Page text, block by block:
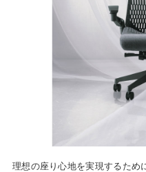
理想の座り心地を実現するため